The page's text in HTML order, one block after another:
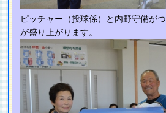
ピッチャー（投球係）と内野守備が
が盛り上がります。